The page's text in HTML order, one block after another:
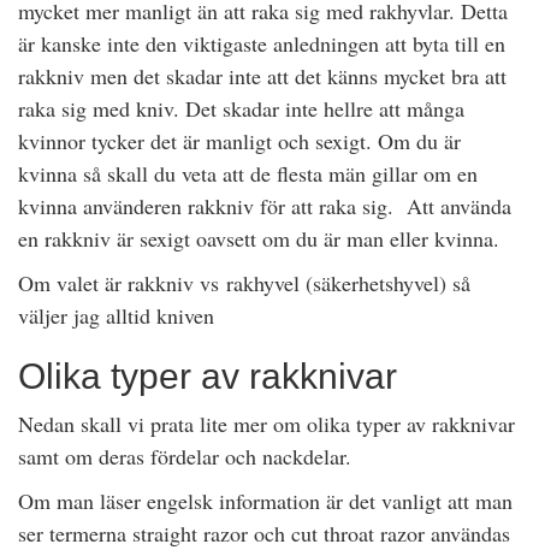
mycket mer manligt än att raka sig med rakhyvlar. Detta
är kanske inte den viktigaste anledningen att byta till en
rakkniv men det skadar inte att det känns mycket bra att
raka sig med kniv. Det skadar inte hellre att många
kvinnor tycker det är manligt och sexigt. Om du är
kvinna så skall du veta att de flesta män gillar om en
kvinna använderen rakkniv för att raka sig. Att använda
en rakkniv är sexigt oavsett om du är man eller kvinna.
Om valet är rakkniv vs rakhyvel (säkerhetshyvel) så
väljer jag alltid kniven
Olika typer av rakknivar
Nedan skall vi prata lite mer om olika typer av rakknivar
samt om deras fördelar och nackdelar.
Om man läser engelsk information är det vanligt att man
ser termerna straight razor och cut throat razor användas